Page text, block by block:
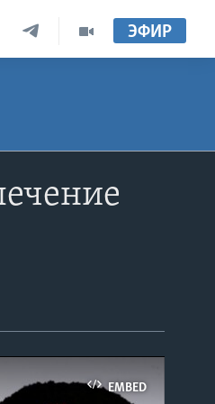
ЭФИР
EMBED